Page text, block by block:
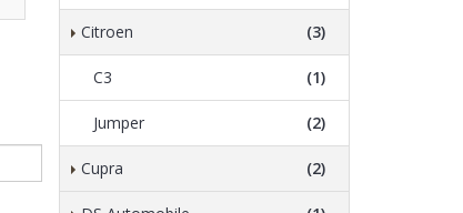
Citroen (3)
C3 (1)
Jumper (2)
Cupra (2)